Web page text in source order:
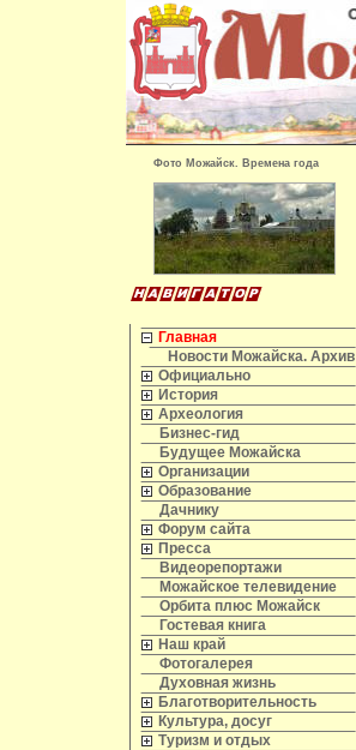
Фото Можайск. Времена года
Главная
Новости Можайска. Архив
Официально
История
Археология
Бизнес-гид
Будущее Можайска
Организации
Образование
Дачнику
Форум сайта
Пресса
Видеорепортажи
Можайское телевидение
Орбита плюс Можайск
Гостевая книга
Наш край
Фотогалерея
Духовная жизнь
Благотворительность
Культура, досуг
Туризм и отдых